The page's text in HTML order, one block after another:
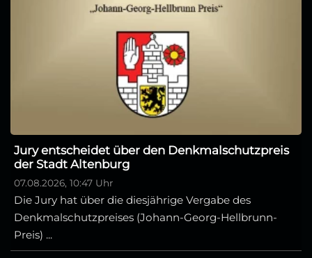
Jury entscheidet über den Denkmalschutzpreis
der Stadt Altenburg
07.08.2026, 10:47 Uhr
Die Jury hat über die diesjährige Vergabe des
Denkmalschutzpreises (Johann-Georg-Hellbrunn-
Preis) ...